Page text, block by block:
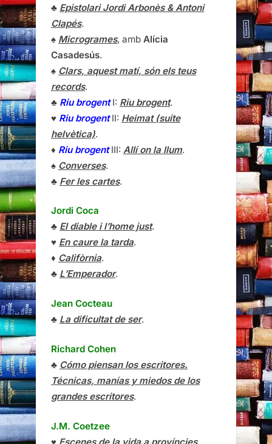
♣ Epistolari Jordi Arbonès & Antoni
Clapés.
♠ Microgrames, amb Alícia
Casadesús.
♠ Clars, aquest matí, són els teus
records.
♣ Riu brogentI: Riu brogent.
♥ Riu brogentII: Heimat (suite
helvètica).
♦ Riu brogentIII: Allí on la llum.
♠ Converses.
♣ Fer les cartes.
Jordi Coca
♣ El diable i l’home just.
♥ En caure la tarda.
♦ Califòrnia.
♣ L’Emperador.
Jean Cocteau
♣ La dificultat de ser.
Richard Cohen
♣ Cómo piensan los escritores.
Técnicas, manías y miedos de los
grandes escritores.
J.M. Coetzee